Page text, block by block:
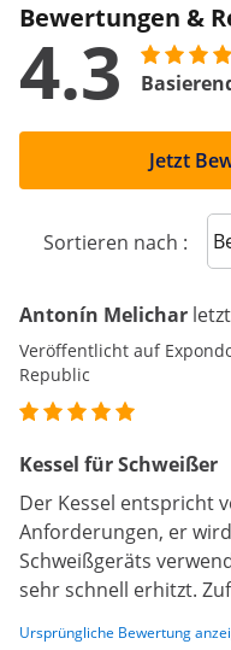
Bewertungen &
4.3
Jetzt
Sortieren nach :
Antonín Melichar
Veröffentlicht auf
Republic
Kessel für Schweißer
Der Kessel entspricht
Anforderungen, er
Schweißgeräts
sehr schnell erhitzt.
Ursprüngliche Bewertung